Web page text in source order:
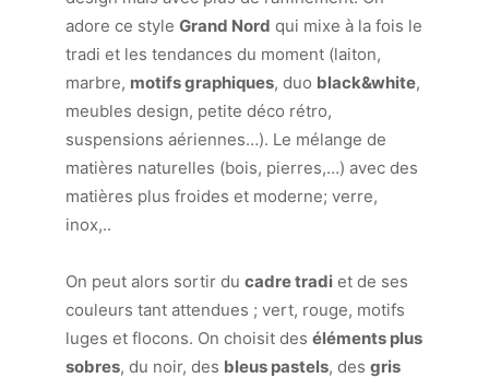
adore ce style Grand Nord qui mixe à la fois le
tradi et les tendances du moment (laiton,
marbre, motifs graphiques, duo black&white,
meubles design, petite déco rétro,
suspensions aériennes…). Le mélange de
matières naturelles (bois, pierres,…) avec des
matières plus froides et moderne; verre,
inox,..
On peut alors sortir du cadre tradi et de ses
couleurs tant attendues ; vert, rouge, motifs
luges et flocons. On choisit des éléments plus
sobres, du noir, des bleus pastels, des gris